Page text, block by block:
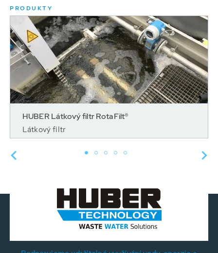
PRODUKTY
HUBER Látkový filtr RotaFilt®
Látkový filtr